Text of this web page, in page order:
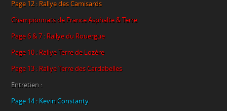
Page 12 : Rallye des Camisards
Championnats de France Asphalte & Terre
Page 6 & 7 : Rallye du Rouergue
Page 10 : Rallye Terre de Lozère
Page 13 : Rallye Terre des Cardabelles
Entretien :
Page 14 : Kevin Constanty